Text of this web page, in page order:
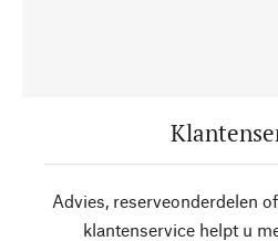
Advies, reserveonderdelen
klantenservice helpt u